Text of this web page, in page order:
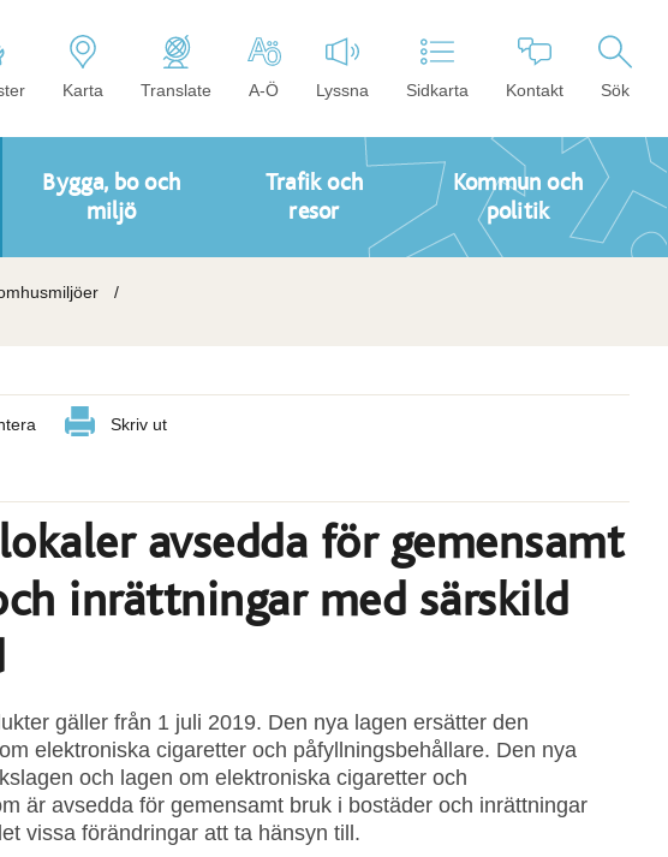
Karta Translate A-Ö Lyssna Sidkarta Kontakt Sök
Bygga, bo och
miljö
Trafik och
resor
Kommun och
politik
Skriv ut
avsedda för gemensamt
inrättningar med särskild
gäller från 1 juli 2019. Den nya lagen ersätter den
elektroniska cigaretter och påfyllningsbehållare. Den nya
och lagen om elektroniska cigaretter och
är avsedda för gemensamt bruk i bostäder och inrättningar
vissa förändringar att ta hänsyn till.